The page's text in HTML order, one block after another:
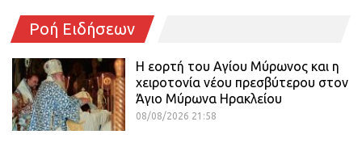
Ροή Ειδήσεων
Η εορτή του Αγίου Μύρωνος και η
χειροτονία νέου πρεσβύτερου στον
Άγιο Μύρωνα Ηρακλείου
08/08/2026 21:58